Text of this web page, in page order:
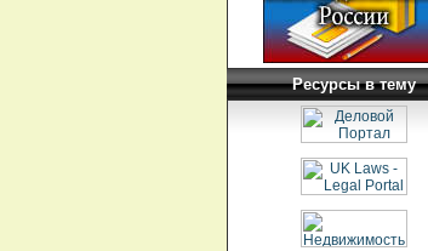
Ресурсы в тему